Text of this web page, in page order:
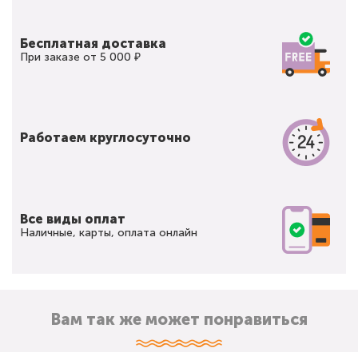
Бесплатная доставка
При заказе от 5 000 ₽
Работаем круглосуточно
Все виды оплат
Наличные, карты, оплата онлайн
Вам так же может понравиться